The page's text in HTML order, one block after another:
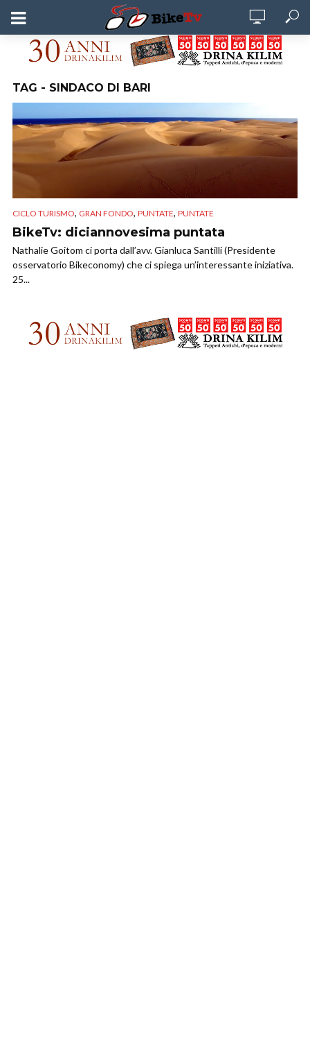
TAG - SINDACO DI BARI
CICLO TURISMO, GRAN FONDO, PUNTATE, PUNTATE
BikeTv: diciannovesima puntata
Nathalie Goitom ci porta dall’avv. Gianluca Santilli (Presidente
osservatorio Bikeconomy) che ci spiega un’interessante iniziativa.
25...